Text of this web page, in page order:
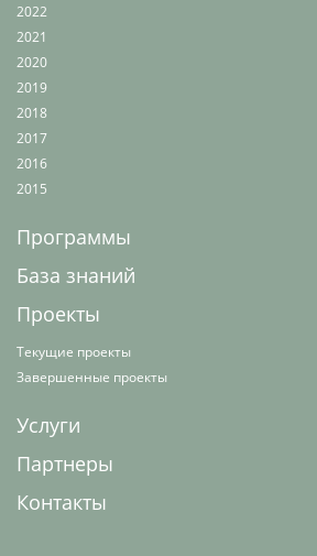
2022
2021
2020
2019
2018
2017
2016
2015
Программы
База знаний
Проекты
Текущие проекты
Завершенные проекты
Услуги
Партнеры
Контакты